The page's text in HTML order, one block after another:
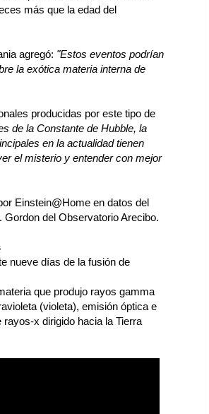
más que la edad del
agregó: "Estos eventos podrían
la exótica materia interna de
producidas por este tipo de
de la Constante de Hubble, la
en la actualidad tienen
el misterio y entender con mejor
Einstein@Home en datos del
del Observatorio Arecibo.
nueve días de la fusión de
que produjo rayos gamma
(violeta), emisión óptica e
x dirigido hacia la Tierra